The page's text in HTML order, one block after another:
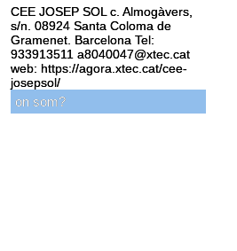
CEE JOSEP SOL c. Almogàvers,
s/n. 08924 Santa Coloma de
Gramenet. Barcelona Tel:
933913511 a8040047@xtec.cat
web: https://agora.xtec.cat/cee-
josepsol/
on som?